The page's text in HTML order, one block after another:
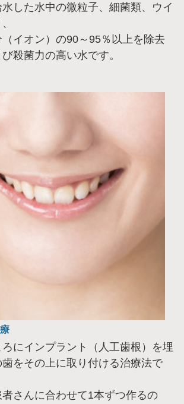
した水中の微粒子、細菌類、ウイ
イオン）の90～95％以上を除去
殺菌力の高い水です。
にインプラント（人工歯根）を埋
をその上に取り付ける治療法で
者さんに合わせて1本ずつ作るの